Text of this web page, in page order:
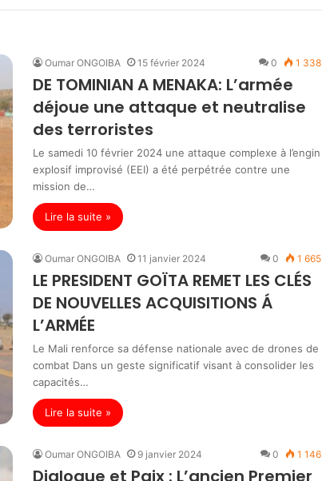
Oumar ONGOIBA 15 février 2024 0 1 338
DE TOMINIAN A MENAKA: L’armée
déjoue une attaque et neutralise
des terroristes
Le samedi 10 février 2024 une attaque complexe à l’engin
explosif improvisé (EEI) a été perpétrée contre une
mission de…
Lire la suite »
Oumar ONGOIBA 11 janvier 2024 0 1 665
LE PRESIDENT GOÏTA REMET LES CLÉS
DE NOUVELLES ACQUISITIONS Á
L’ARMÉE
Le Mali renforce sa défense nationale avec de drones de
combat Dans un geste significatif visant à consolider les
capacités…
Lire la suite »
Oumar ONGOIBA 9 janvier 2024 0 1 146
Dialogue et Paix : L’ancien Premier